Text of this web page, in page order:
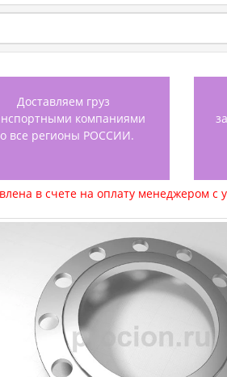
Доставляем груз
компаниями
все регионы РОССИИ.
в счете на оплату менеджером